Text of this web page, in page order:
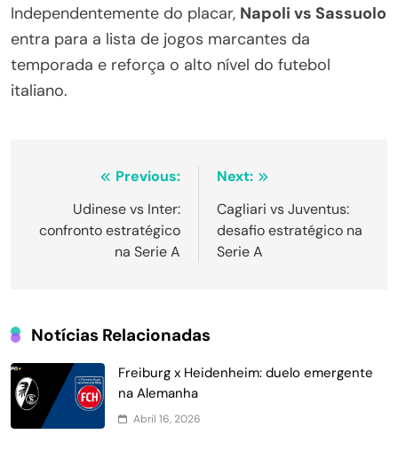
Independentemente do placar, Napoli vs Sassuolo
entra para a lista de jogos marcantes da
temporada e reforça o alto nível do futebol
italiano.
Navegação
Post
Previous:
Udinese vs Inter:
confronto estratégico
na Serie A
Next:
Cagliari vs Juventus:
desafio estratégico na
Serie A
Notícias Relacionadas
Freiburg x Heidenheim: duelo emergente
na Alemanha
Abril 16, 2026